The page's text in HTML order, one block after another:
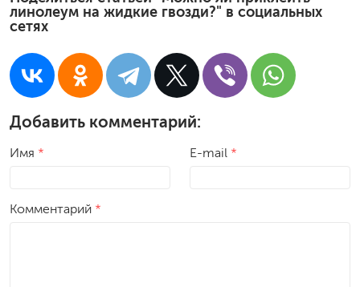
линолеум на жидкие гвозди?" в социальных
сетях
Добавить комментарий:
Имя * E-mail *
Комментарий *